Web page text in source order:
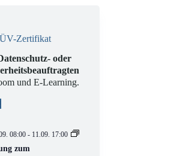
Zertifikat
oder
und E-Learning.
08:00 - 11.09. 17:00
zum